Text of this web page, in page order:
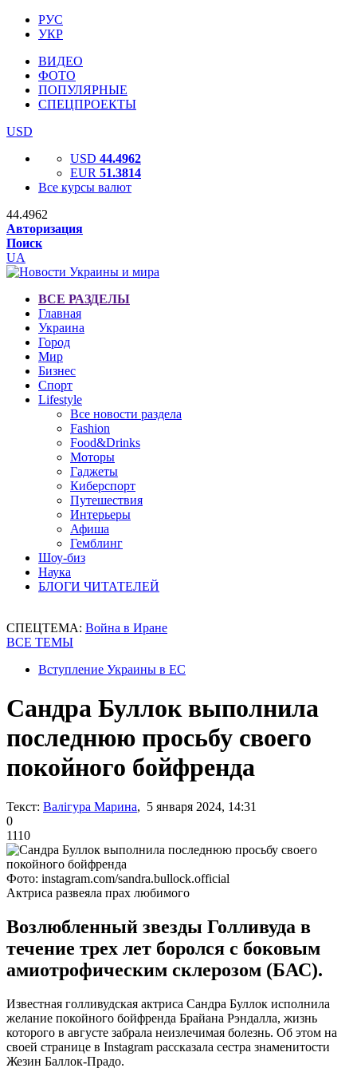
РУС
УКР
ВИДЕО
ФОТО
ПОПУЛЯРНЫЕ
СПЕЦПРОЕКТЫ
USD
USD 44.4962
EUR 51.3814
Все курсы валют
44.4962
Авторизация
Поиск
UA
ВСЕ РАЗДЕЛЫ
Главная
Украина
Город
Мир
Бизнес
Спорт
Lifestyle
Все новости раздела
Fashion
Food&Drinks
Моторы
Гаджеты
Киберспорт
Путешествия
Интерьеры
Афиша
Гемблинг
Шоу-биз
Наука
БЛОГИ ЧИТАТЕЛЕЙ
СПЕЦТЕМА: Война в Иране
ВСЕ ТЕМЫ
Вступление Украины в ЕС
Сандра Буллок выполнила
последнюю просьбу своего
покойного бойфренда
Текст: Валігура Марина, 5 января 2024, 14:31
0
1110
Фото: instagram.com/sandra.bullock.official
Актриса развеяла прах любимого
Возлюбленный звезды Голливуда в
течение трех лет боролся с боковым
амиотрофическим склерозом (БАС).
Известная голливудская актриса Сандра Буллок исполнила
желание покойного бойфренда Брайана Рэндалла, жизнь
которого в августе забрала неизлечимая болезнь. Об этом на
своей странице в Instagram рассказала сестра знаменитости
Жезин Баллок-Прадо.